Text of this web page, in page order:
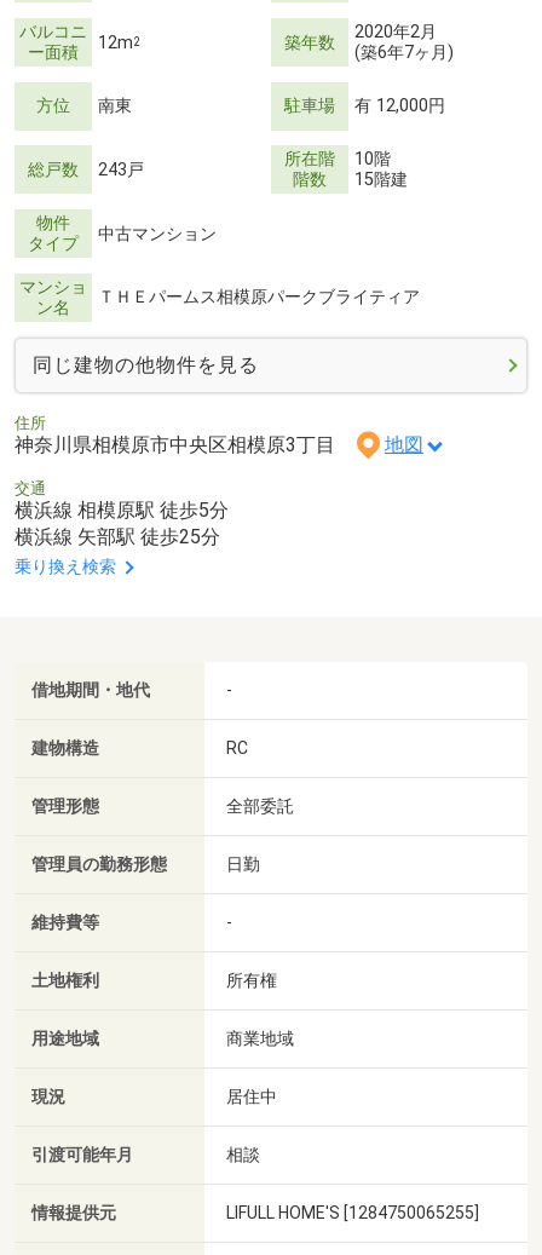
バルコニ
ー面積
12m2 築年数
2020年2月
(築6年7ヶ月)
方位 南東 駐車場 有 12,000円
総戸数 243戸
所在階
階数
10階
15階建
物件
タイプ
中古マンション
マンショ
ン名
ＴＨＥパームス相模原パークブライティア
同じ建物の他物件を見る
住所
神奈川県相模原市中央区相模原3丁目 地図
交通
横浜線 相模原駅 徒歩5分
横浜線 矢部駅 徒歩25分
乗り換え検索
借地期間・地代 -
建物構造 RC
管理形態 全部委託
管理員の勤務形態 日勤
維持費等 -
土地権利 所有権
用途地域 商業地域
現況 居住中
引渡可能年月 相談
情報提供元 LIFULL HOME'S [1284750065255]